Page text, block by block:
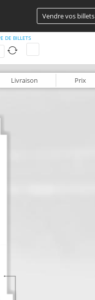
Vendre vos billets
DE BILLETS
Livraison Prix